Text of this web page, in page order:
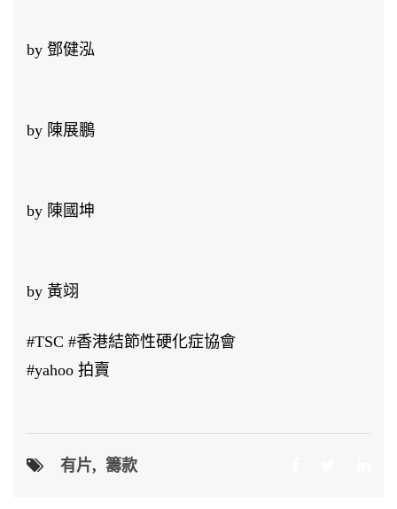
by 鄧健泓
by 陳展鵬
by 陳國坤
by 黃翊
#TSC #香港結節性硬化症協會
#yahoo 拍賣
有片, 籌款